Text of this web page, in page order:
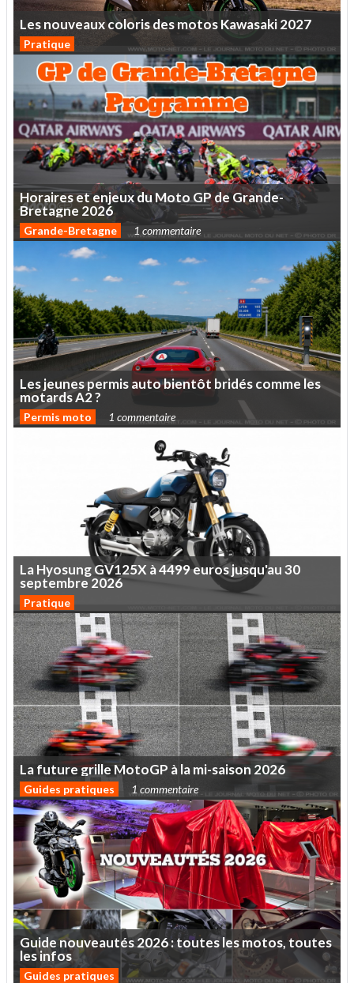
LesnouveauxcolorisdesmotosKawasaki2027
Pratique
HorairesetenjeuxduMotoGPdeGrande-
Bretagne 2026
Grande-Bretagne 1 commentaire
Lesjeunespermisautobientôt bridéscommeles
motardsA2?
Permis moto 1 commentaire
LaHyosungGV125X à4499eurosjusqu'au30
septembre 2026
Pratique
Lafuturegrille MotoGP àlami-saison 2026
Guides pratiques 1 commentaire
Guidenouveautés2026:touteslesmotos,toutes
lesinfos
Guides pratiques